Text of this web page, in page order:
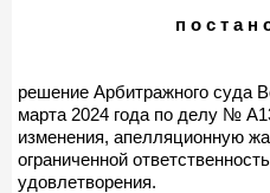
п о с т а н
решение Арбитражного суда
марта 2024 года по делу №
изменения, апелляционную
ограниченной
удовлетворения.